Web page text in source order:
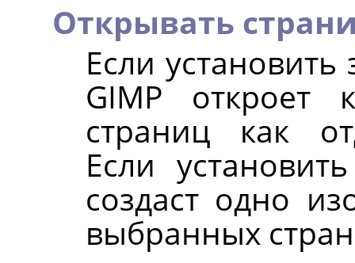
Открывать
Если
GIMP откроет
страниц как
Если
создаст одно
выбранных